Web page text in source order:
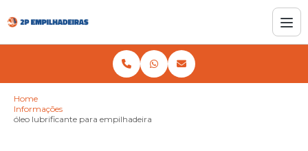
Home
Informações
óleo lubrificante para empilhadeira